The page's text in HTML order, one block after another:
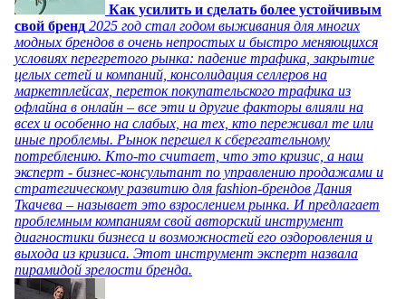
Как усилить и сделать более устойчивым
свой бренд 2025 год стал годом выживания для многих
модных брендов в очень непростых и быстро меняющихся
условиях перегретого рынка: падение трафика, закрытие
целых сетей и компаний, консолидация селлеров на
маркетплейсах, переток покупательского трафика из
офлайна в онлайн – все эти и другие факторы влияли на
всех и особенно на слабых, на тех, кто переживал те или
иные проблемы. Рынок перешел к сберегательному
потреблению. Кто-то считает, что это кризис, а наш
эксперт - бизнес-консультант по управлению продажами и
стратегическому развитию для fashion-брендов Дания
Ткачева – называет это взрослением рынка. И предлагает
проблемным компаниям свой авторский инструмент
диагностики бизнеса и возможностей его оздоровления и
выхода из кризиса. Этот инструмент эксперт назвала
пирамидой зрелости бренда.